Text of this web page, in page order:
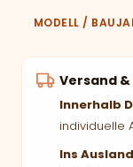
MODELL /
Versand
Innerhalb
individuelle
Ins